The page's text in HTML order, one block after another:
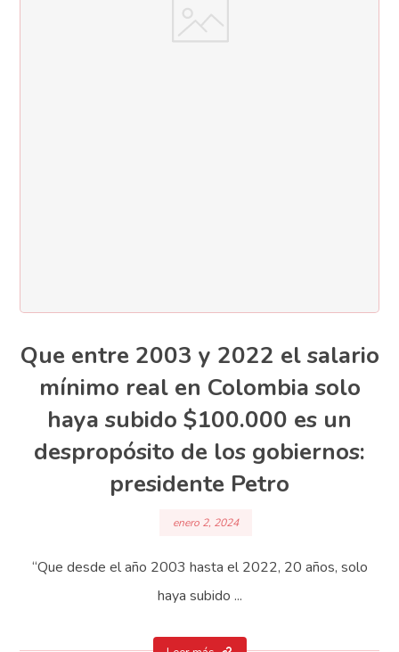
Que entre 2003 y 2022 el salario
mínimo real en Colombia solo
haya subido $100.000 es un
despropósito de los gobiernos:
presidente Petro
enero 2, 2024
“Que desde el año 2003 hasta el 2022, 20 años, solo
haya subido ...